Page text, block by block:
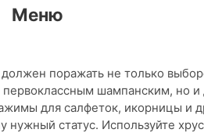
Меню
поражать не только
шампанским, но и
для салфеток, икорницы и
статус. Используйте